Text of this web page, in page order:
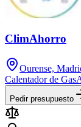
ClimAhorro
Ourense,
Calentador de Gas
Pedir presupuesto